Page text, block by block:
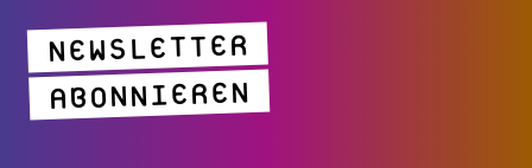
NEWSLETTER
ABONNIEREN